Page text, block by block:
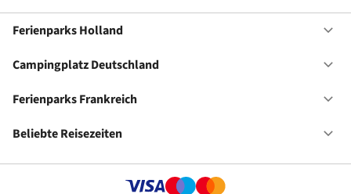
Ferienparks Holland
Campingplatz Deutschland
Ferienparks Frankreich
Beliebte Reisezeiten